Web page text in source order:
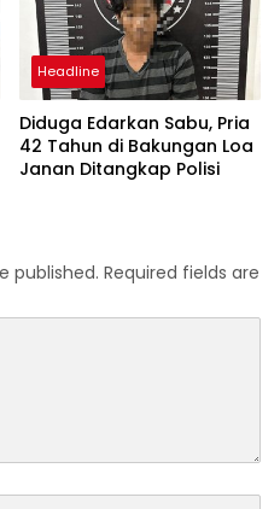
Headline
Diduga Edarkan Sabu, Pria
42 Tahun di Bakungan Loa
Janan Ditangkap Polisi
published. Required fields are